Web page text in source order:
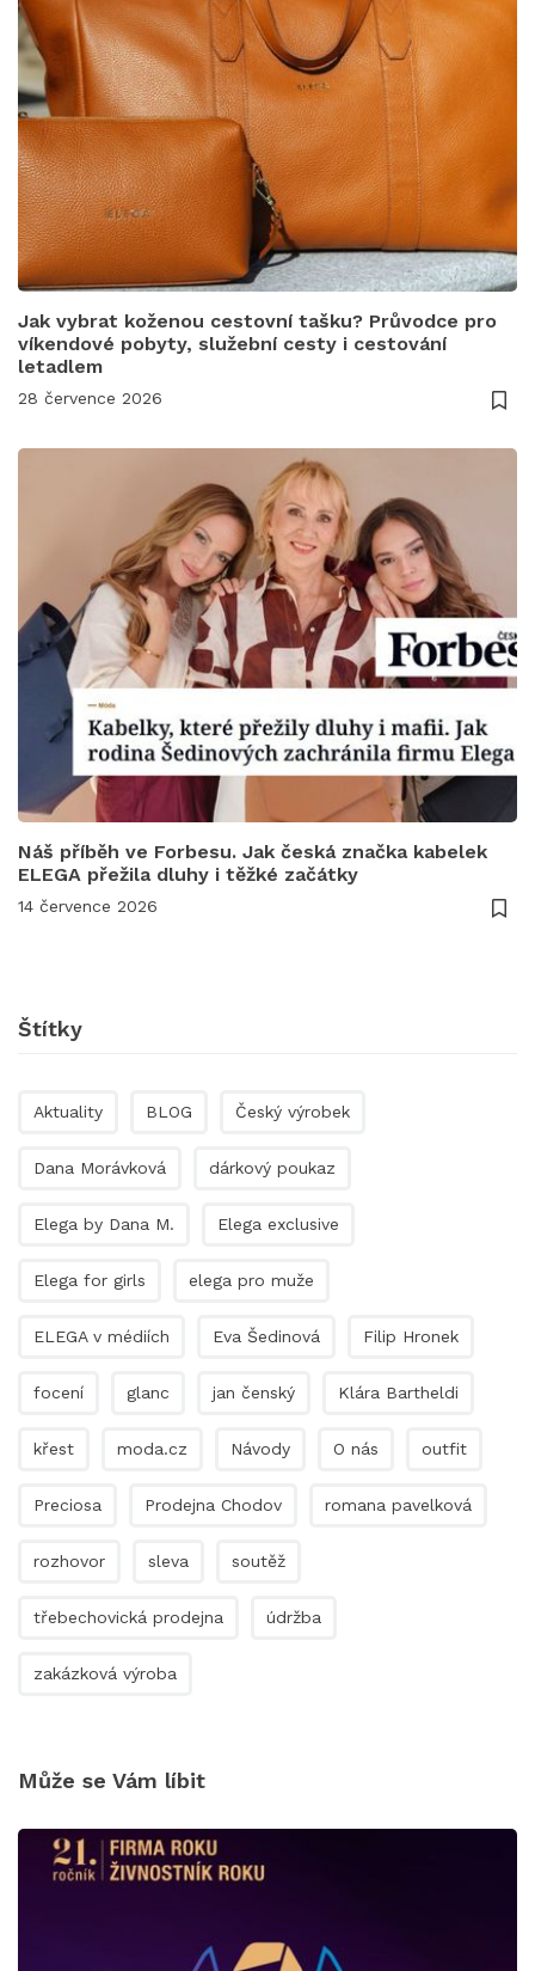
Jak vybrat koženou cestovní tašku? Průvodce pro
víkendové pobyty, služební cesty i cestování
letadlem
28 července 2026
Náš příběh ve Forbesu. Jak česká značka kabelek
ELEGA přežila dluhy i těžké začátky
14 července 2026
Štítky
Aktuality BLOG Český výrobek
Dana Morávková dárkový poukaz
Elega by Dana M. Elega exclusive
Elega for girls elega pro muže
ELEGA v médiích Eva Šedinová Filip Hronek
focení glanc jan čenský Klára Bartheldi
křest moda.cz Návody O nás outfit
Preciosa Prodejna Chodov romana pavelková
rozhovor sleva soutěž
třebechovická prodejna údržba
zakázková výroba
Může se Vám líbit